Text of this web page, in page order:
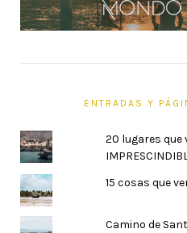
ENTRADAS Y
20 lugares que
15 cosas que
Camino de